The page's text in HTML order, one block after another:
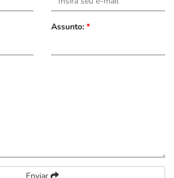
Assunto: *